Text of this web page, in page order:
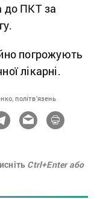
до ПКТ за
погрожують
лікарні.
політв’язень
Ctrl+Enter або